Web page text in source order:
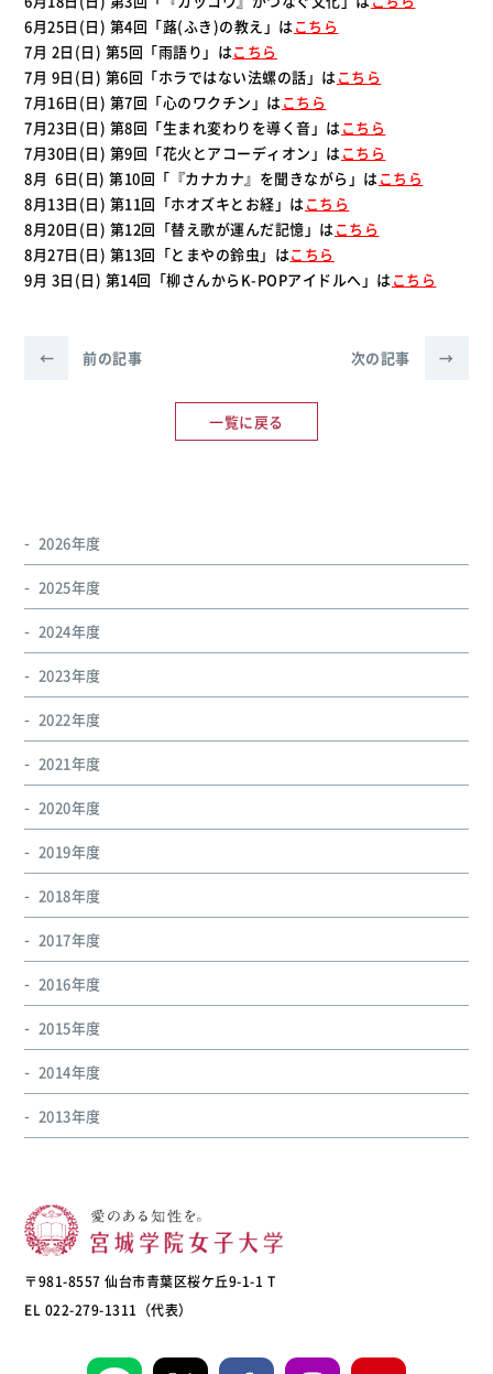
6月25日(日) 第4回「蕗(ふき)の教え」はこちら
7月 2日(日) 第5回「雨語り」はこちら
7月 9日(日) 第6回「ホラではない法螺の話」はこちら
7月16日(日) 第7回「心のワクチン」はこちら
7月23日(日) 第8回「生まれ変わりを導く音」はこちら
7月30日(日) 第9回「花火とアコーディオン」はこちら
8月 6日(日) 第10回「『カナカナ』を聞きながら」はこちら
8月13日(日) 第11回「ホオズキとお経」はこちら
8月20日(日) 第12回「替え歌が運んだ記憶」はこちら
8月27日(日) 第13回「とまやの鈴虫」はこちら
9月 3日(日) 第14回「柳さんからK-POPアイドルへ」はこちら
← 前の記事
一覧に戻る
次の記事 →
2026年度
2025年度
2024年度
2023年度
2022年度
2021年度
2020年度
2019年度
2018年度
2017年度
2016年度
2015年度
2014年度
2013年度
〒981-8557 仙台市青葉区桜ケ丘9-1-1 T
EL 022-279-1311（代表）